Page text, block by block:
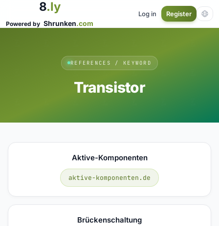
8.ly
Powered by Shrunken.com
Log in Register
REFERENCES / KEYWORD
Transistor
Aktive-Komponenten
aktive-komponenten.de
Brückenschaltung